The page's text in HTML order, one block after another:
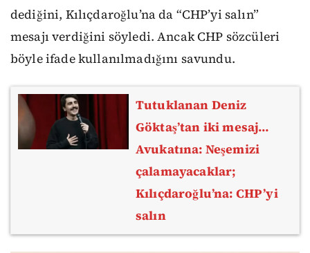
dediğini, Kılıçdaroğlu’na da “CHP’yi salın”
mesajı verdiğini söyledi. Ancak CHP sözcüleri
böyle ifade kullanılmadığını savundu.
Tutuklanan Deniz
Göktaş’tan iki mesaj…
Avukatına: Neşemizi
çalamayacaklar;
Kılıçdaroğlu’na: CHP’yi
salın